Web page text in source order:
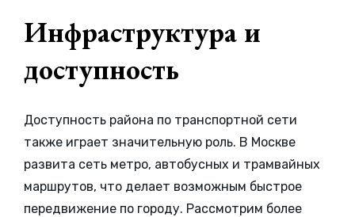
Инфраструктура и
доступность
Доступность района по транспортной сети
также играет значительную роль. В Москве
развита сеть метро, автобусных и трамвайных
маршрутов, что делает возможным быстрое
передвижение по городу. Рассмотрим более